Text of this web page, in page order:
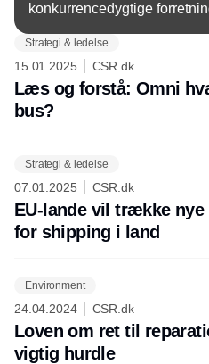
konkurrencedygtige
Strategi & ledelse
15.01.2025 CSR.dk
Læs og forstå: Omni
bus?
Strategi & ledelse
07.01.2025 CSR.dk
EU-lande vil trække
for shipping i land
Environment
24.04.2024 CSR.dk
Loven om ret til
vigtig hurdle